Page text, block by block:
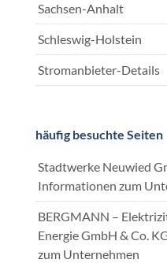
Sachsen-Anhalt
Schleswig-Holstein
Stromanbieter-Details
häufig besuchte Seiten
Stadtwerke Neuwied
Informationen zum
BERGMANN –
Energie GmbH & Co.
zum Unternehmen